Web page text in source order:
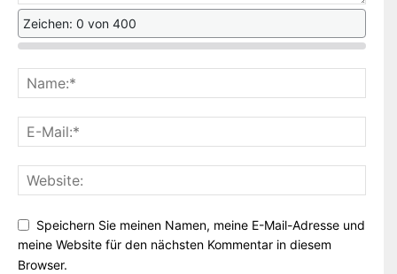
Zeichen: 0 von 400
Speichern Sie meinen Namen, meine E-Mail-Adresse und
meine Website für den nächsten Kommentar in diesem
Browser.